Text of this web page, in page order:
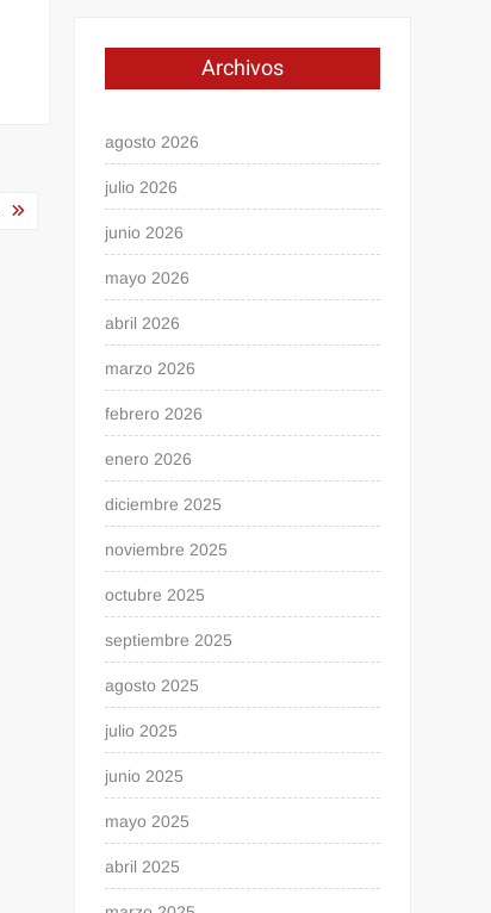
Archivos
agosto 2026
julio 2026
junio 2026
mayo 2026
abril 2026
marzo 2026
febrero 2026
enero 2026
diciembre 2025
noviembre 2025
octubre 2025
septiembre 2025
agosto 2025
julio 2025
junio 2025
mayo 2025
abril 2025